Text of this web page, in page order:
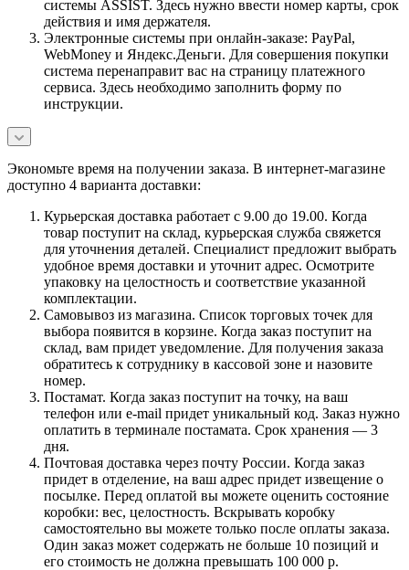
системы ASSIST. Здесь нужно ввести номер карты, срок
действия и имя держателя.
Электронные системы при онлайн-заказе: PayPal,
WebMoney и Яндекс.Деньги. Для совершения покупки
система перенаправит вас на страницу платежного
сервиса. Здесь необходимо заполнить форму по
инструкции.
Экономьте время на получении заказа. В интернет-магазине
доступно 4 варианта доставки:
Курьерская доставка работает с 9.00 до 19.00. Когда
товар поступит на склад, курьерская служба свяжется
для уточнения деталей. Специалист предложит выбрать
удобное время доставки и уточнит адрес. Осмотрите
упаковку на целостность и соответствие указанной
комплектации.
Самовывоз из магазина. Список торговых точек для
выбора появится в корзине. Когда заказ поступит на
склад, вам придет уведомление. Для получения заказа
обратитесь к сотруднику в кассовой зоне и назовите
номер.
Постамат. Когда заказ поступит на точку, на ваш
телефон или e-mail придет уникальный код. Заказ нужно
оплатить в терминале постамата. Срок хранения — 3
дня.
Почтовая доставка через почту России. Когда заказ
придет в отделение, на ваш адрес придет извещение о
посылке. Перед оплатой вы можете оценить состояние
коробки: вес, целостность. Вскрывать коробку
самостоятельно вы можете только после оплаты заказа.
Один заказ может содержать не больше 10 позиций и
его стоимость не должна превышать 100 000 р.